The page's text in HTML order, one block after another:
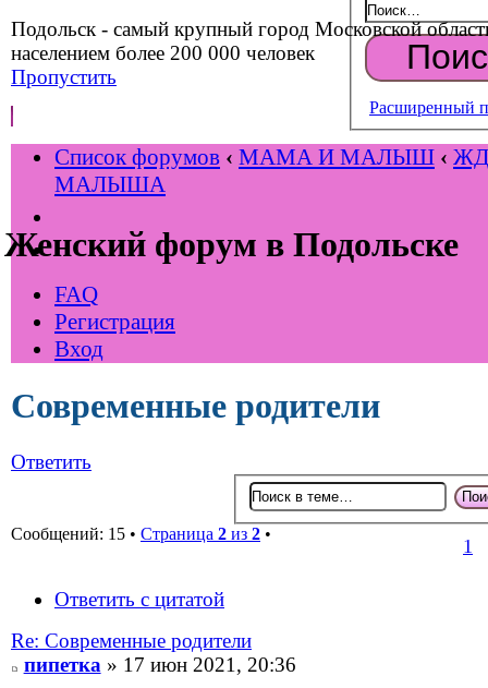
Подольск - самый крупный город Московской
населением более 200 000 человек
Пропустить
Женский форум в Подольске
Расширенный
Список форумов ‹ МАМА И МАЛЫШ ‹
МАЛЫША
FAQ
Регистрация
Вход
Современные родители
Ответить
Сообщений: 15 • Страница 2 из 2 •
1
Ответить с цитатой
Re: Современные родители
пипетка» 17 июн 2021, 20:36